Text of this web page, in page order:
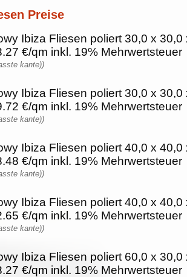
Preise
Ibiza Fliesen poliert 30,0 x 30,0
€/qm inkl. 19% Mehrwertsteuer
kante))
Ibiza Fliesen poliert 30,0 x 30,0
€/qm inkl. 19% Mehrwertsteuer
kante))
Ibiza Fliesen poliert 40,0 x 40,0
€/qm inkl. 19% Mehrwertsteuer
kante))
Ibiza Fliesen poliert 40,0 x 40,0
€/qm inkl. 19% Mehrwertsteuer
kante))
Ibiza Fliesen poliert 60,0 x 30,0
€/qm inkl. 19% Mehrwertsteuer